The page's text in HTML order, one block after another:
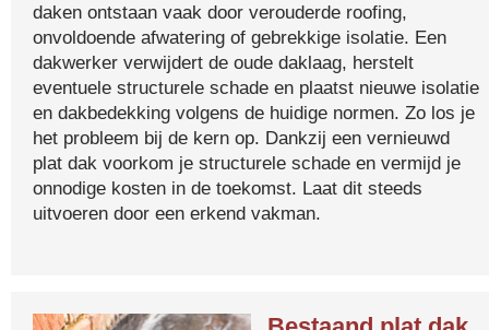
daken ontstaan vaak door verouderde roofing,
onvoldoende afwatering of gebrekkige isolatie. Een
dakwerker verwijdert de oude daklaag, herstelt
eventuele structurele schade en plaatst nieuwe isolatie
en dakbedekking volgens de huidige normen. Zo los je
het probleem bij de kern op. Dankzij een vernieuwd
plat dak voorkom je structurele schade en vermijd je
onnodige kosten in de toekomst. Laat dit steeds
uitvoeren door een erkend vakman.